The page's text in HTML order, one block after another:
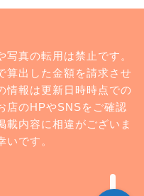
真の転用は禁止です。
算出した金額を請求させ
情報は更新日時時点での
店のHPやSNSをご確認
載内容に相違がございま
です。
ランキング
コンビニ
twitter